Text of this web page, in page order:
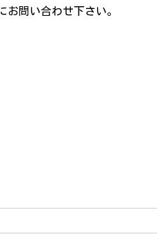
問い合わせ下さい。